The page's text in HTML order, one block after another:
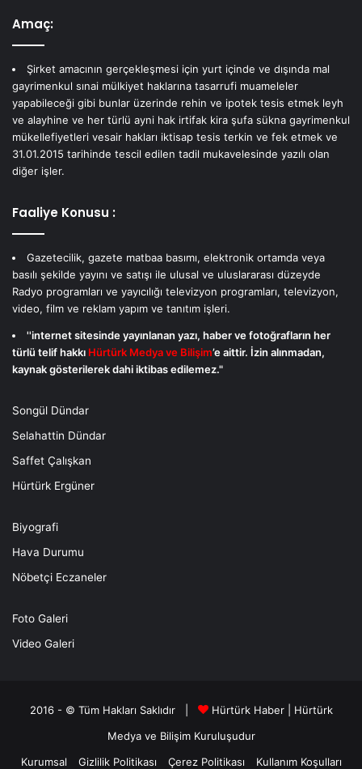
Amaç:
Şirket amacının gerçekleşmesi için yurt içinde ve dışında mal
gayrimenkul sınai mülkiyet haklarına tasarrufi muameleler
yapabileceği gibi bunlar üzerinde rehin ve ipotek tesis etmek leyh
ve alayhine ve her türlü ayni hak irtifak kira şufa sükna gayrimenkul
mükellefiyetleri vesair hakları iktisap tesis terkin ve fek etmek ve
31.01.2015 tarihinde tescil edilen tadil mukavelesinde yazılı olan
diğer işler.
Faaliye Konusu :
Gazetecilik, gazete matbaa basımı, elektronik ortamda veya
basılı şekilde yayını ve satışı ile ulusal ve uluslararası düzeyde
Radyo programları ve yayıcılığı televizyon programları, televizyon,
video, film ve reklam yapım ve tanıtım işleri.
''internet sitesinde yayınlanan yazı, haber ve fotoğrafların her
türlü telif hakkı Hürtürk Medya ve Bilişim’e aittir. İzin alınmadan,
kaynak gösterilerek dahi iktibas edilemez."
Songül Dündar
Selahattin Dündar
Saffet Çalışkan
Hürtürk Ergüner
Biyografi
Hava Durumu
Nöbetçi Eczaneler
Foto Galeri
Video Galeri
2016 - © Tüm Hakları Saklıdır | Hürtürk Haber
Hürtürk
Medya ve BilişimKuruluşudur
Kurumsal
Gizlilik Politikası Çerez Politikası Kullanım Koşulları